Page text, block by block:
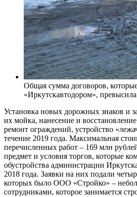
Общая сумма договоров,
«Иркутскавтодором»,
Установка новых дорожных знаков и
их мойка, нанесение и
ремонт ограждений, устройство
течение 2019 года. Максимальная
перечисленных работ – 169 млн
предмет и условия торгов, которые
обустройства администрации
2018 года. Заявки на них подали
которых было ООО «Стройко» –
сотрудниками, которое занимается